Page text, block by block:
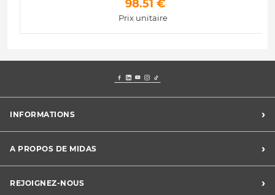
98.51 €
Prix unitaire
INFORMATIONS ›
Charte des cookies
Charte des données personnelles
CGV
A PROPOS DE MIDAS ›
Midas France
REJOIGNEZ-NOUS ›